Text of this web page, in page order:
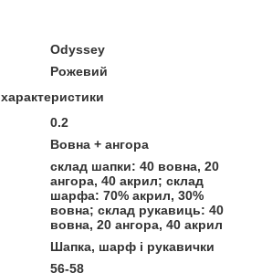
Odyssey
Рожевий
0.2
Вовна + ангора
склад шапки: 40 вовна, 20
ангора, 40 акрил; склад
шарфа: 70% акрил, 30%
вовна; склад рукавиць: 40
вовна, 20 ангора, 40 акрил
Шапка, шарф і рукавички
56-58